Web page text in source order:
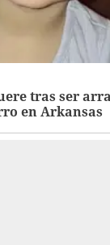
tras ser
en Arkansas